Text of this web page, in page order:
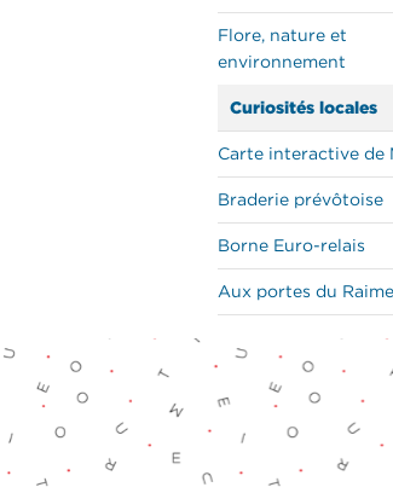
Flore, nature et
environnement
Curiosités locales
Carte interactive de
Braderie prévôtoise
Borne Euro-relais
Aux portes du